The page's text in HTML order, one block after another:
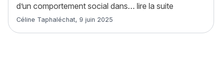
d’un comportement social dans… lire la suite
Article rédigé par
Céline Taphaléchat, 9 juin 2025